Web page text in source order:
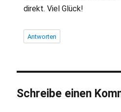
direkt. Viel Glück!
Antworten
Schreibe einen